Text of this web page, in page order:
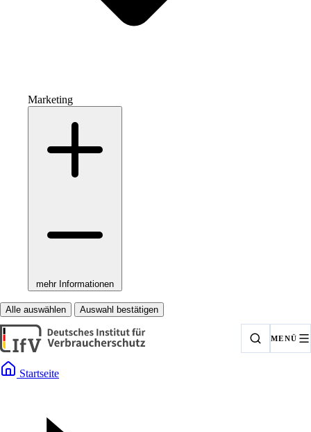
Marketing
mehr Informationen
Alle auswählen Auswahl bestätigen
MENÜ
Startseite